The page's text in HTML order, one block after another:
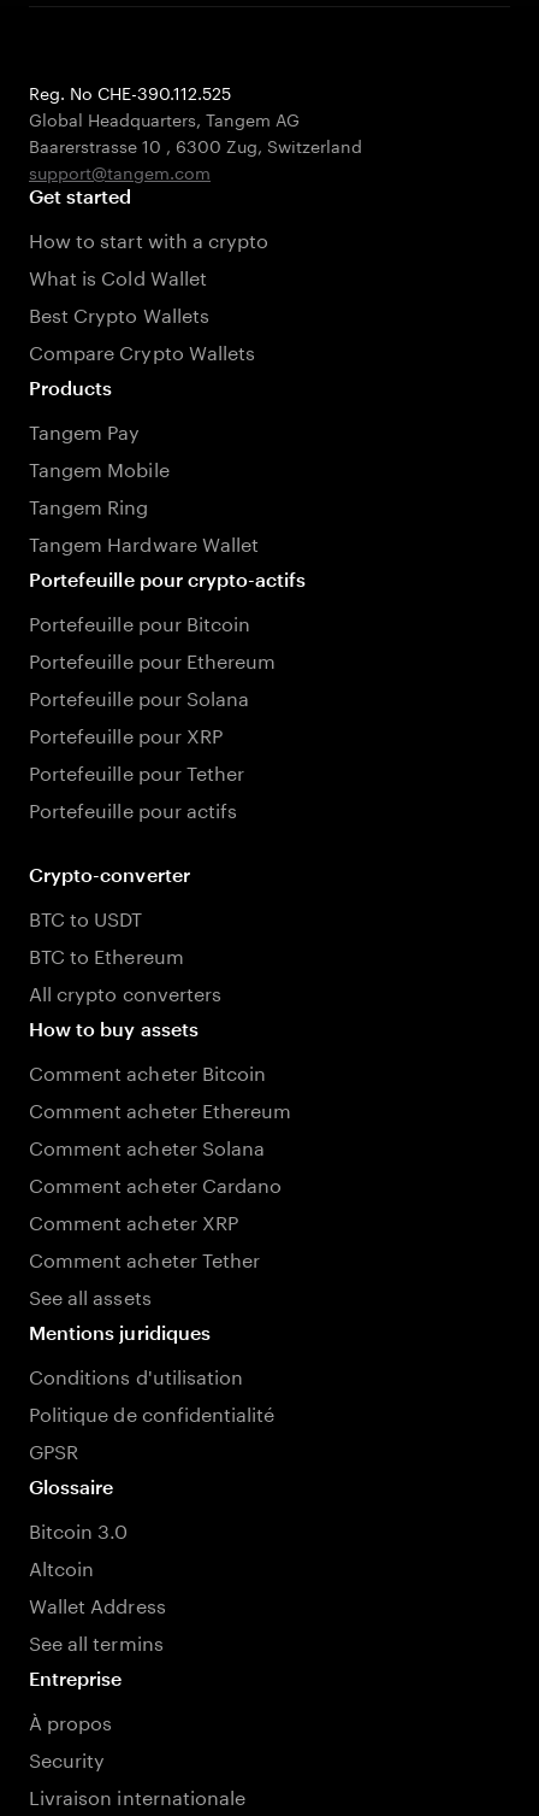
Reg. No CHE-390.112.525
Global Headquarters, Tangem AG
Baarerstrasse 10 , 6300 Zug, Switzerland
support@tangem.com
Get started
How to start with a crypto
What is Cold Wallet
Best Crypto Wallets
Compare Crypto Wallets
Products
Tangem Pay
Tangem Mobile
Tangem Ring
Tangem Hardware Wallet
Portefeuille pour crypto-actifs
Portefeuille pour Bitcoin
Portefeuille pour Ethereum
Portefeuille pour Solana
Portefeuille pour XRP
Portefeuille pour Tether
Portefeuille pour actifs
Crypto-converter
BTC to USDT
BTC to Ethereum
All crypto converters
How to buy assets
Comment acheter Bitcoin
Comment acheter Ethereum
Comment acheter Solana
Comment acheter Cardano
Comment acheter XRP
Comment acheter Tether
See all assets
Mentions juridiques
Conditions d'utilisation
Politique de confidentialité
GPSR
Glossaire
Bitcoin 3.0
Altcoin
Wallet Address
See all termins
Entreprise
À propos
Security
Livraison internationale